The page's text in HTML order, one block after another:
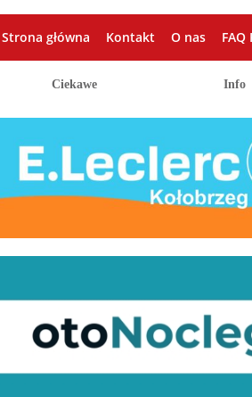
Strona główna Kontakt O nas FAQ
Ciekawe Info